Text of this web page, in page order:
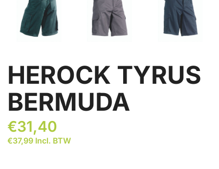
HEROCK TYRUS
BERMUDA
€31,40
€37,99 Incl. BTW